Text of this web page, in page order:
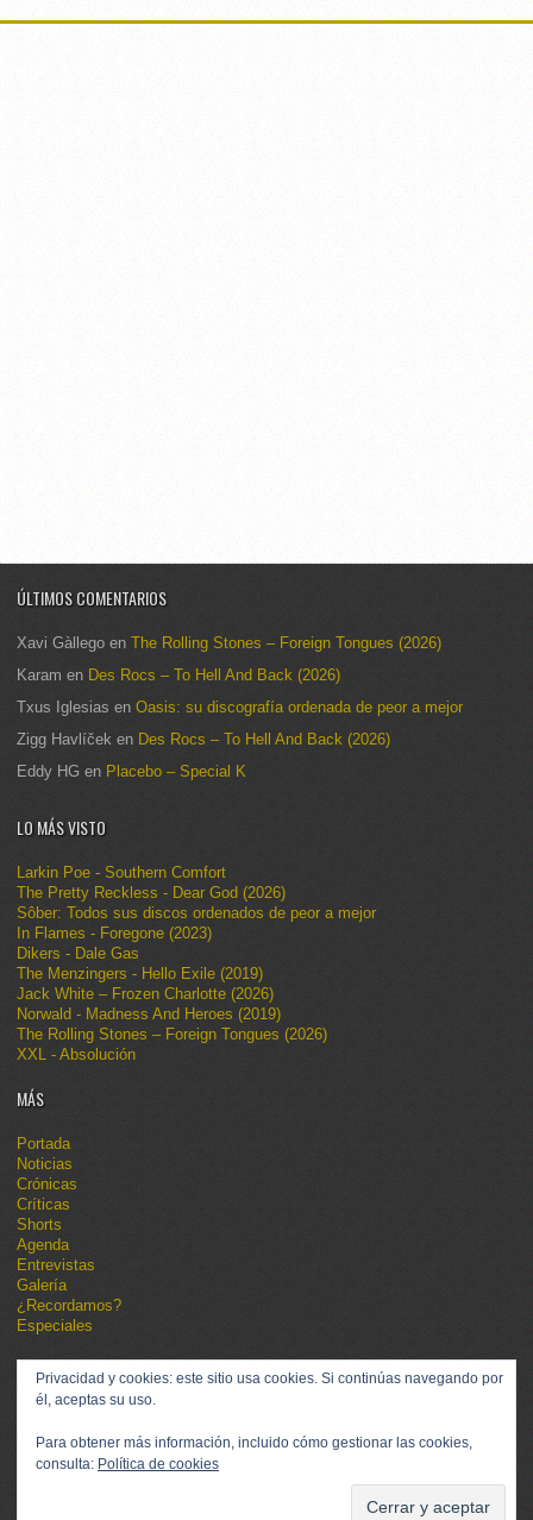
ÚLTIMOS COMENTARIOS
Xavi Gàllego en The Rolling Stones – Foreign Tongues (2026)
Karam en Des Rocs – To Hell And Back (2026)
Txus Iglesias en Oasis: su discografía ordenada de peor a mejor
Zigg Havlíček en Des Rocs – To Hell And Back (2026)
Eddy HG en Placebo – Special K
LO MÁS VISTO
Larkin Poe - Southern Comfort
The Pretty Reckless - Dear God (2026)
Sôber: Todos sus discos ordenados de peor a mejor
In Flames - Foregone (2023)
Dikers - Dale Gas
The Menzingers - Hello Exile (2019)
Jack White – Frozen Charlotte (2026)
Norwald - Madness And Heroes (2019)
The Rolling Stones – Foreign Tongues (2026)
XXL - Absolución
MÁS
Portada
Noticias
Crónicas
Críticas
Shorts
Agenda
Entrevistas
Galería
¿Recordamos?
Especiales
Privacidad y cookies: este sitio usa cookies. Si continúas navegando por
él, aceptas su uso.
Para obtener más información, incluido cómo gestionar las cookies,
consulta: Política de cookies